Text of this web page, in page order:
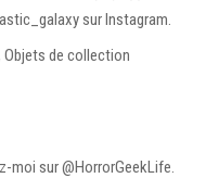
sur Instagram.
de collection
moi sur @HorrorGeekLife.